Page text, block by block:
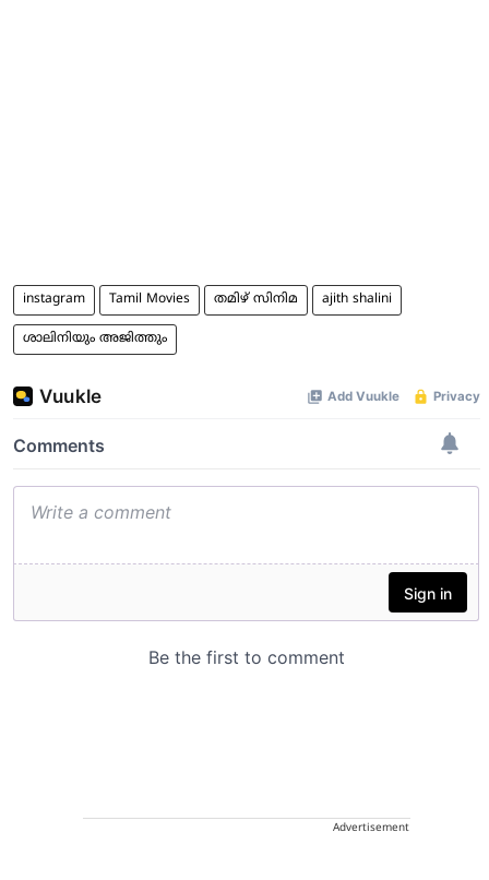
instagram Tamil Movies തമിഴ് സിനിമ ajith shalini
ശാലിനിയും അജിത്തും
Advertisement